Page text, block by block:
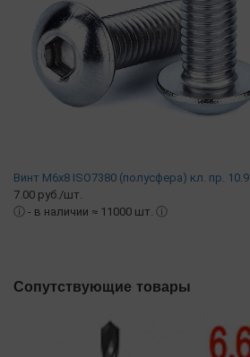
Винт М6х8 ISO7380 (полусфера) кл. пр. 10.9
7.00 руб./шт.
ⓘ - в наличии ≈ 11000 шт. ⓘ
Сопутствующие товары